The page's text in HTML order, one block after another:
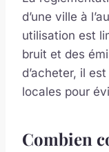
d’une ville à
utilisation est
bruit et des
d’acheter, il
locales pour
Combien